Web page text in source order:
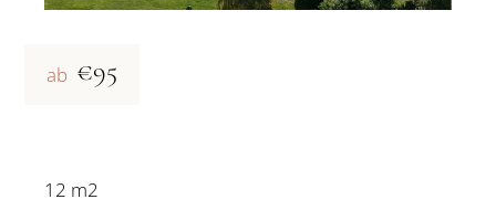
ab €95
12 m2